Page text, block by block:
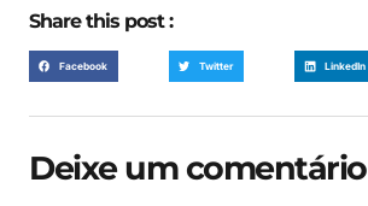
Share this post :
Facebook Twitter LinkedIn
Deixe um comentário